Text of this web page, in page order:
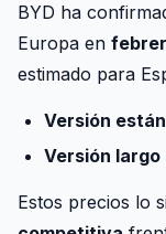
BYD ha
Europa en
estimado para
Versión
Versión largo
Estos precios lo